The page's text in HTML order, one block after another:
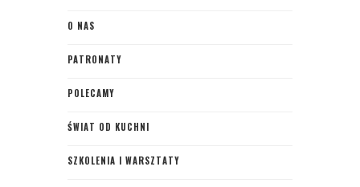
O NAS
PATRONATY
POLECAMY
ŚWIAT OD KUCHNI
SZKOLENIA I WARSZTATY